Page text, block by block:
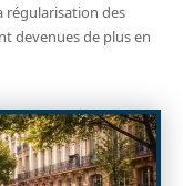
régularisation des
devenues de plus en